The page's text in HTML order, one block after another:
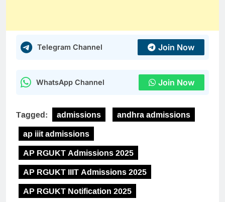
Telegram Channel Join Now
WhatsApp Channel Join Now
Tagged: admissions
andhra admissions
ap iiit admissions
AP RGUKT Admissions 2025
AP RGUKT IIIT Admissions 2025
AP RGUKT Notification 2025